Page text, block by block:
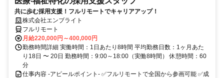
共に歩む採用支援！フルリモートでキャリアアップ！
株式会社エンブライト
フルリモート
月給220,000円～400,000円
勤務時間詳細 実働時間：1日あたり8時間 平均勤務日数：1ヶ月あた
り18日 〜 20日 勤務時間：9:00～18:00（実働8時間） 休憩時間：60
分
仕事内容 -アピールポイント- ✅フルリモートで全国から参画可能 ✅成